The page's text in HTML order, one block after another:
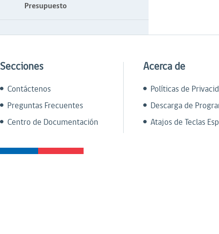
Presupuesto
Secciones
Contáctenos
Preguntas Frecuentes
Centro de Documentación
Acerca de
Políticas de
Descarga de
Atajos de Teclas